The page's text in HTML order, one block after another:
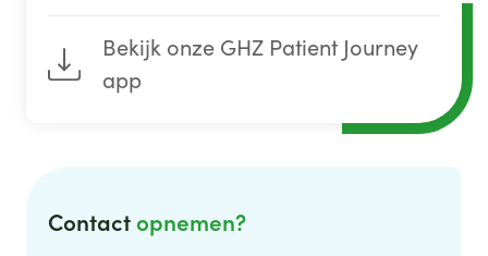
Bekijk onze GHZ Patient Journey
app
Contact opnemen?